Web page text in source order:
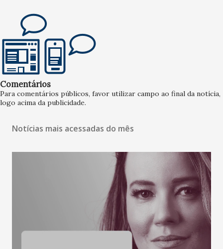
Comentários
Para comentários públicos, favor utilizar campo ao final da notícia,
logo acima da publicidade.
Notícias mais acessadas do mês